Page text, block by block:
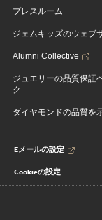
プレスルーム
ジェムキッズのウェブ
Alumni Collective
ジュエリーの品質保証
ク
ダイヤモンドの品質を
Eメールの設定
Cookieの設定